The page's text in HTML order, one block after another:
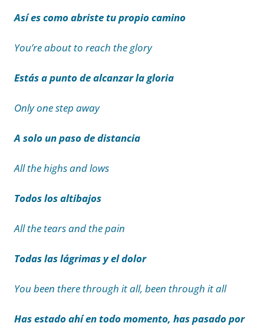
Así es como abriste tu propio camino
You’re about to reach the glory
Estás a punto de alcanzar la gloria
Only one step away
A solo un paso de distancia
All the highs and lows
Todos los altibajos
All the tears and the pain
Todas las lágrimas y el dolor
You been there through it all, been through it all
Has estado ahí en todo momento, has pasado por